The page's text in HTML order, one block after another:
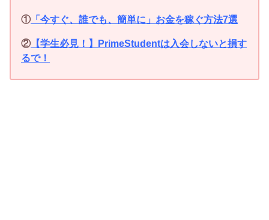
① 「今すぐ、誰でも、簡単に」お金を稼ぐ方法7選
② 【学生必見！】PrimeStudentは入会しないと損す
るで！